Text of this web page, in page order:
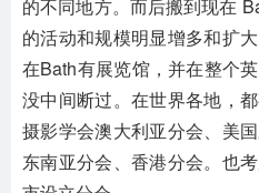
的不同地方。而后搬到现在
的活动和规模明显增多和扩
在Bath有展览馆，并在整个
没中间断过。在世界各地，
摄影学会澳大利亚分会、美
东南亚分会、香港分会。也